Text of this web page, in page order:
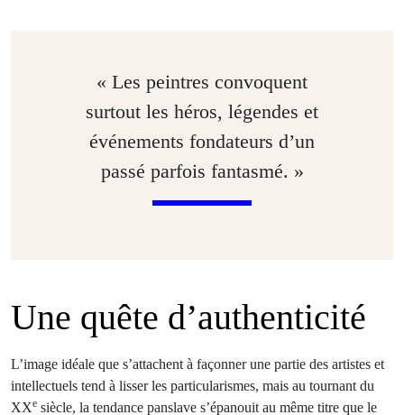
« Les peintres convoquent
surtout les héros, légendes et
événements fondateurs d’un
passé parfois fantasmé. »
Une quête d’authenticité
L’image idéale que s’attachent à façonner une partie des artistes et
intellectuels tend à lisser les particularismes, mais au tournant du
XXe siècle, la tendance panslave s’épanouit au même titre que le